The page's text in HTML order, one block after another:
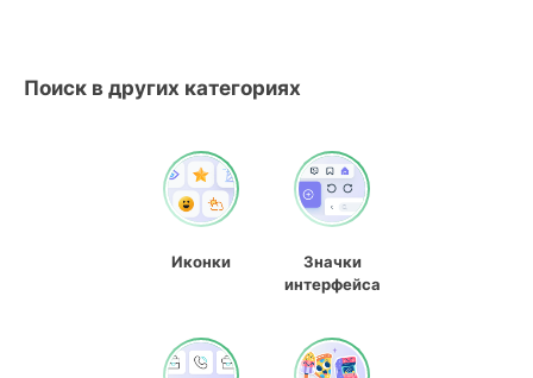
Поиск в других категориях
Иконки
Значки
интерфейса